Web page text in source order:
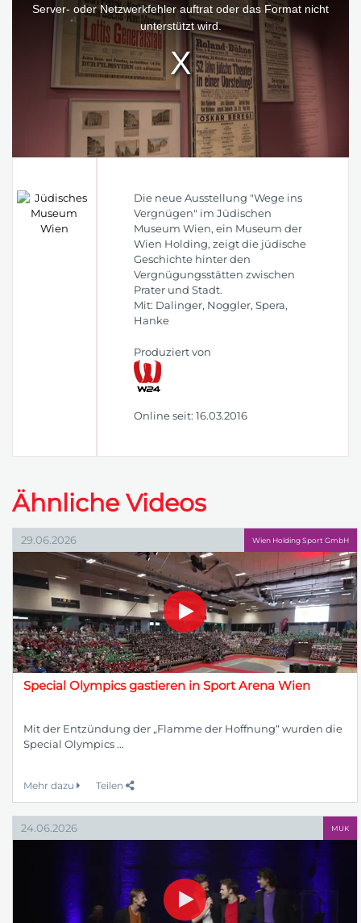
window.Server- oder Netzwerkfehler auftrat oder das Format nicht
unterstützt wird.
Die neue Ausstellung "Wege ins
Vergnügen" im Jüdischen
Museum Wien, ein Museum der
Wien Holding, zeigt die jüdische
Geschichte hinter den
Vergnügungsstätten zwischen
Prater und Stadt.
Mit: Dalinger, Noggler, Spera,
Hanke
Produziert von
Online seit: 16.03.2016
Ähnliche Videos
29.06.2026 Wien Holding Sport GmbH
Special Olympics gastieren in Sport Arena Wien
Mit der Entzündung der „Flamme der Hoffnung“ wurden die
Special Olympics ...
Mehr dazu Teilen
24.06.2026 MUK